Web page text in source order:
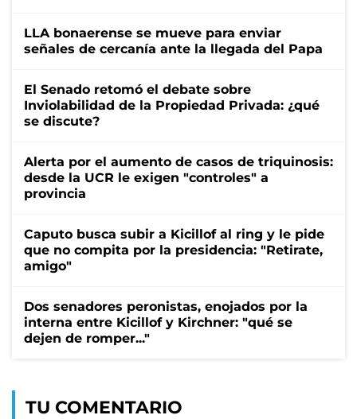
LLA bonaerense se mueve para enviar
señales de cercanía ante la llegada del Papa
El Senado retomó el debate sobre
Inviolabilidad de la Propiedad Privada: ¿qué
se discute?
Alerta por el aumento de casos de triquinosis:
desde la UCR le exigen "controles" a
provincia
Caputo busca subir a Kicillof al ring y le pide
que no compita por la presidencia: "Retirate,
amigo"
Dos senadores peronistas, enojados por la
interna entre Kicillof y Kirchner: "qué se
dejen de romper..."
TU COMENTARIO